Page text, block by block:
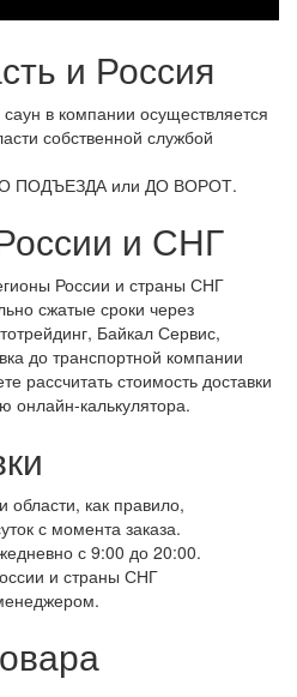
и Россия
в компании осуществляется
собственной службой
ДО ПОДЪЕЗДА или ДО ВОРОТ.
и СНГ
России и страны СНГ
сжатые сроки через
Байкал Сервис,
до транспортной компании
рассчитать стоимость доставки
онлайн-калькулятора.
области, как правило,
с момента заказа.
с 9:00 до 20:00.
и страны СНГ